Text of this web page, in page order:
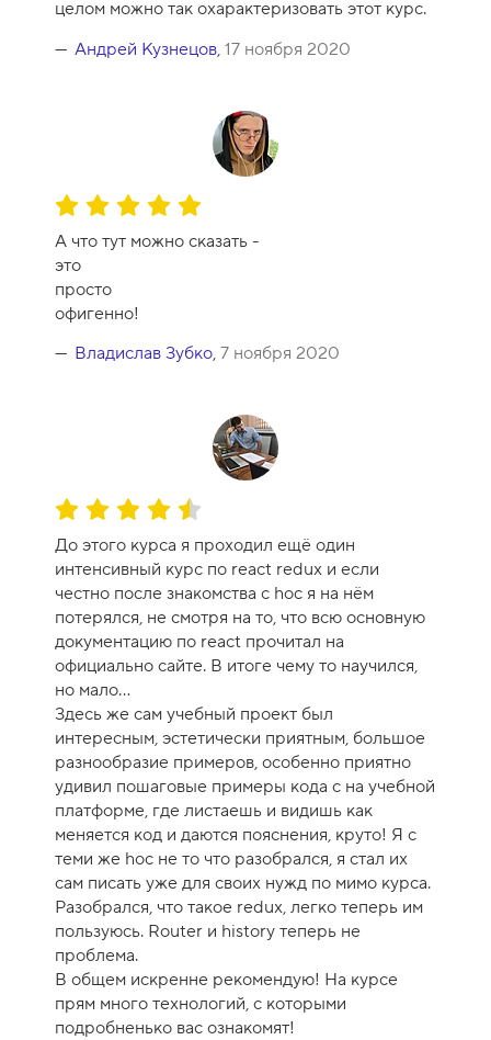
р
с
целом можно так охарактеризовать этот курс.
Андрей Кузнецов, 17 ноября 2020
О
е
н
к
а
к
0
А что тут можно сказать -
это
просто
офигенно!
Владислав Зубко, 7 ноября 2020
О
е
н
к
а
к
у
р
с
а
-
9
До этого курса я проходил ещё один
интенсивный курс по react redux и если
честно после знакомства с hoc я на нём
потерялся, не смотря на то, что всю основную
документацию по react прочитал на
официально сайте. В итоге чему то научился,
но мало...
Здесь же сам учебный проект был
интересным, эстетически приятным, большое
разнообразие примеров, особенно приятно
удивил пошаговые примеры кода с на учебной
платформе, где листаешь и видишь как
меняется код и даются пояснения, круто! Я с
теми же hoc не то что разобрался, я стал их
сам писать уже для своих нужд по мимо курса.
Разобрался, что такое redux, легко теперь им
пользуюсь. Router и history теперь не
проблема.
В общем искренне рекомендую! На курсе
прям много технологий, с которыми
подробненько вас ознакомят!